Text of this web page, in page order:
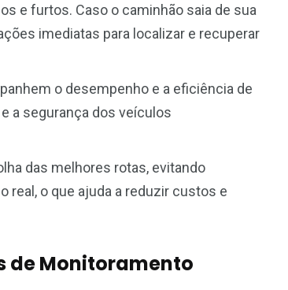
e furtos. Caso o caminhão saia de sua
imediatas para localizar e recuperar
o desempenho e a eficiência de
a segurança dos veículos
das melhores rotas, evitando
o que ajuda a reduzir custos e
de Monitoramento